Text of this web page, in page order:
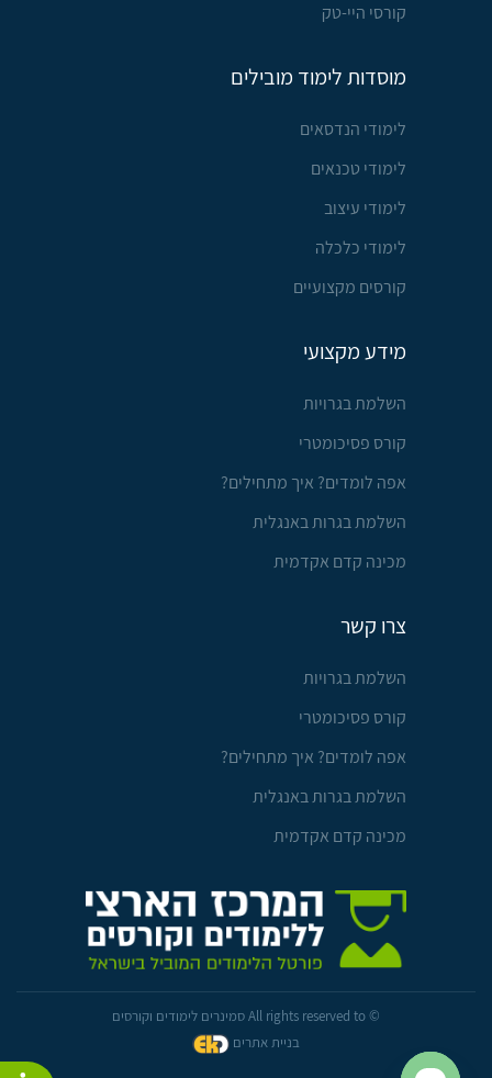
קורסי היי-טק
מוסדות לימוד מובילים
לימודי הנדסאים
לימודי טכנאים
לימודי עיצוב
לימודי כלכלה
קורסים מקצועיים
מידע מקצועי
השלמת בגרויות
קורס פסיכומטרי
אפה לומדים? איך מתחילים?
השלמת בגרות באנגלית
מכינה קדם אקדמית
צרו קשר
השלמת בגרויות
קורס פסיכומטרי
אפה לומדים? איך מתחילים?
השלמת בגרות באנגלית
מכינה קדם אקדמית
© All rights reserved to סמינרים לימודים וקורסים
בניית אתרים